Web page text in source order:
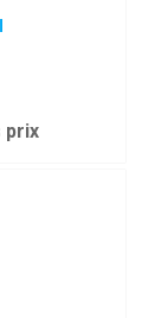
prix